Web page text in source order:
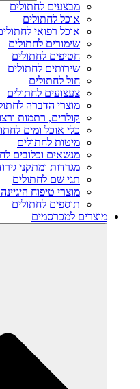
מבצעים לחתולים
אוכל לחתולים
אוכל רפואי
שימורים לחתולים
חטיפים לחתולים
שירותים לחתולים
חול לחתולים
צעצועים לחתולים
מוצרי הדברה
קולרים, רתמות
כלי אוכל ומים
מיטות לחתולים
מנשאים וכלובים
מגרדות ומתקני
תגי שם לחתולים
מוצרי טיפוח
תוספים לחתולים
מוצרים למכרסמים